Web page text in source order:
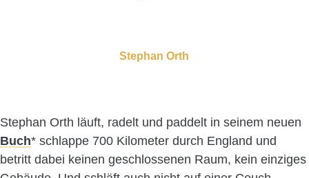
Stephan Orth
Stephan Orth läuft, radelt und paddelt in seinem neuen
Buch* schlappe 700 Kilometer durch England und
betritt dabei keinen geschlossenen Raum, kein einziges